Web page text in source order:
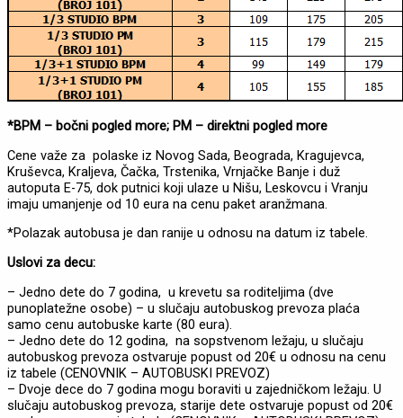
*BPM – bočni pogled more; PM – direktni pogled more
Cene važe za polaske iz Novog Sada, Beograda, Kragujevca,
Kruševca, Kraljeva, Čačka, Trstenika, Vrnjačke Banje i duž
autoputa E-75, dok putnici koji ulaze u Nišu, Leskovcu i Vranju
imaju umanjenje od 10 eura na cenu paket aranžmana.
*Polazak autobusa je dan ranije u odnosu na datum iz tabele.
Uslovi za decu:
– Jedno dete do 7 godina, u krevetu sa roditeljima (dve
punoplatežne osobe) – u slučaju autobuskog prevoza plaća
samo cenu autobuske karte (80 eura).
– Jedno dete do 12 godina, na sopstvenom ležaju, u slučaju
autobuskog prevoza ostvaruje popust od 20€ u odnosu na cenu
iz tabele (CENOVNIK – AUTOBUSKI PREVOZ)
– Dvoje dece do 7 godina mogu boraviti u zajedničkom ležaju. U
slučaju autobuskog prevoza, starije dete ostvaruje popust od 20€